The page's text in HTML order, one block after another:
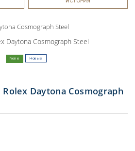
Cosmograph Steel
Daytona Cosmograph
None Новые